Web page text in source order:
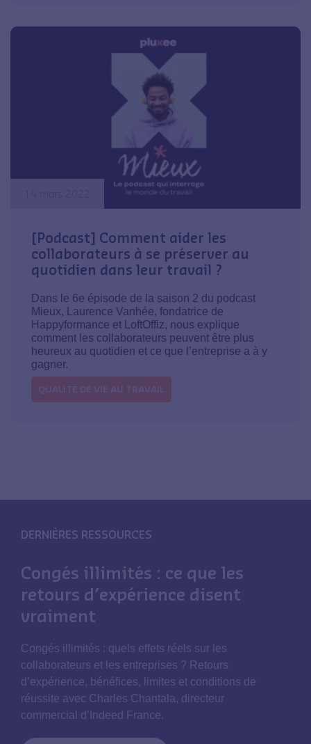
[Podcast] Comment aider les
collaborateurs à se préserver au
quotidien dans leur travail ?
Dans le 6e épisode de la saison 2 du podcast
Mieux, Laurence Vanhée, fondatrice de
Happyformance et LoftOffiz, nous explique
comment les collaborateurs peuvent être plus
heureux au quotidien et ce que l’entreprise a à y
gagner.
QUALITÉ DE VIE AU TRAVAIL
DERNIÈRES RESSOURCES
Congés illimités : ce que les
retours d’expérience disent
vraiment
Congés illimités : quels effets réels sur les
collaborateurs et les entreprises ? Retours
d’expérience, bénéfices, limites et conditions de
réussite avec Charles Chantala, directeur
commercial d’Indeed France.